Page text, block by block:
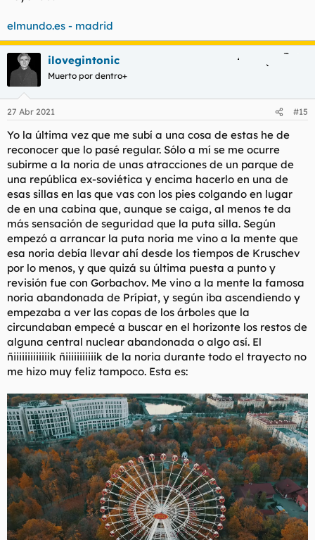
elmundo.es - madrid
ilovegintonic
Muerto por dentro+
27 Abr 2021 #15
Yo la última vez que me subí a una cosa de estas he de
reconocer que lo pasé regular. Sólo a mí se me ocurre
subirme a la noria de unas atracciones de un parque de
una república ex-soviética y encima hacerlo en una de
esas sillas en las que vas con los pies colgando en lugar
de en una cabina que, aunque se caiga, al menos te da
más sensación de seguridad que la puta silla. Según
empezó a arrancar la puta noria me vino a la mente que
esa noria debía llevar ahí desde los tiempos de Kruschev
por lo menos, y que quizá su última puesta a punto y
revisión fue con Gorbachov. Me vino a la mente la famosa
noria abandonada de Prípiat, y según iba ascendiendo y
empezaba a ver las copas de los árboles que la
circundaban empecé a buscar en el horizonte los restos de
alguna central nuclear abandonada o algo así. El
ñiiiiiiiiiiiiik ñiiiiiiiiiiik de la noria durante todo el trayecto no
me hizo muy feliz tampoco. Esta es: